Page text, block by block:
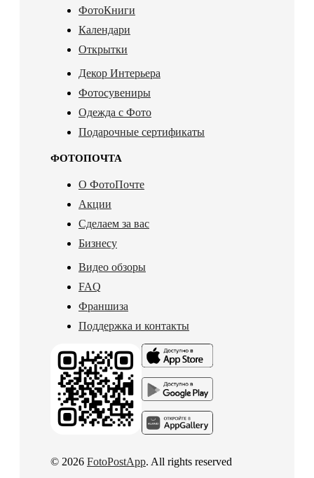
ФотоКниги
Календари
Открытки
Декор Интерьера
Фотосувениры
Одежда с Фото
Подарочные сертификаты
ФОТОПОЧТА
О ФотоПочте
Акции
Сделаем за вас
Бизнесу
Видео обзоры
FAQ
Франшиза
Поддержка и контакты
© 2026 FotoPostApp. All rights reserved